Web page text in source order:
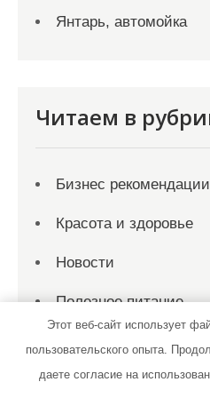
Янтарь, автомойка
Читаем в
Бизнес рекомендации
Красота и здоровье
Новости
Полезное питание
Техника для жизни
Этот веб-сайт использует
пользовательского опыта.
даете согласие на